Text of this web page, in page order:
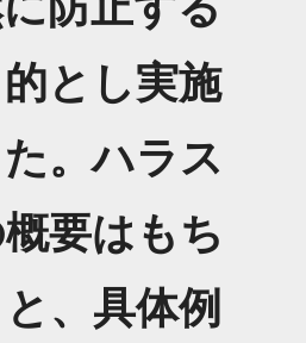
に防止する
とし実施
。ハラス
要はもち
、具体例